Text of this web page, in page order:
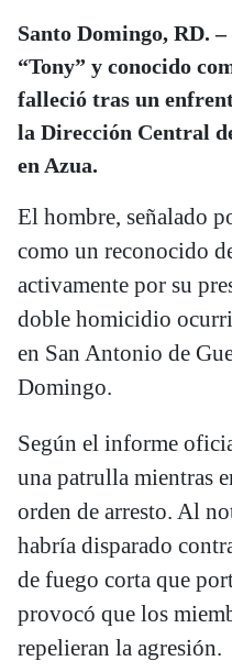
Santo Domingo, RD.–
“Tony” y conocido
falleció tras un
la Dirección Central
en Azua.
El hombre, señalado
como un reconocido
activamente por su
doble homicidio
en San Antonio de
Domingo.
Según el informe
una patrulla mientras
orden de arresto. Al
habría disparado
de fuego corta que
provocó que los
repelieran la agresión.